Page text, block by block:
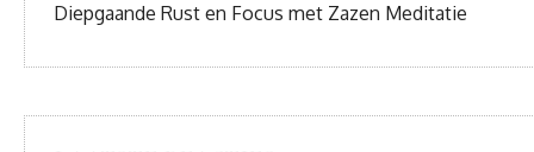
Diepgaande Rust en Focus met Zazen Meditatie